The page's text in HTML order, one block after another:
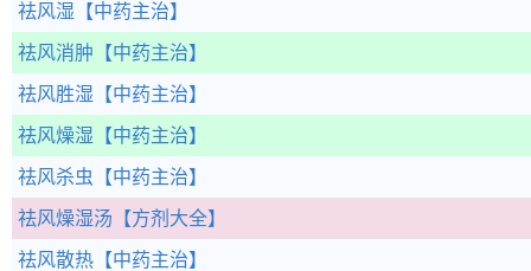
祛风湿 【中药主治】
祛风消肿 【中药主治】
祛风胜湿 【中药主治】
祛风燥湿 【中药主治】
祛风杀虫 【中药主治】
祛风燥湿汤 【方剂大全】
祛风散热 【中药主治】